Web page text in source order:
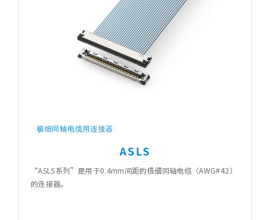
极细同轴电缆用连接器
ASLS
“ASLS系列”是用于0.4mm间距的极细同轴电缆（AWG#42）
的连接器。